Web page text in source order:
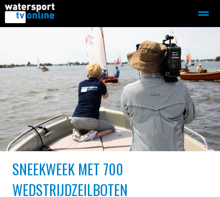
Motorboot-sloep Adverteren Redactie
Home Contact Bellen Zoeken
SNEEKWEEK MET 700
WEDSTRIJDZEILBOTEN